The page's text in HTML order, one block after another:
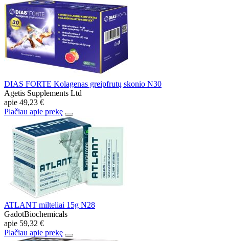
DIAS FORTE Kolagenas greipfrutų skonio N30
Agetis Supplements Ltd
apie 49,23 €
Plačiau apie prekę
ATLANT milteliai 15g N28
GadotBiochemicals
apie 59,32 €
Plačiau apie prekę